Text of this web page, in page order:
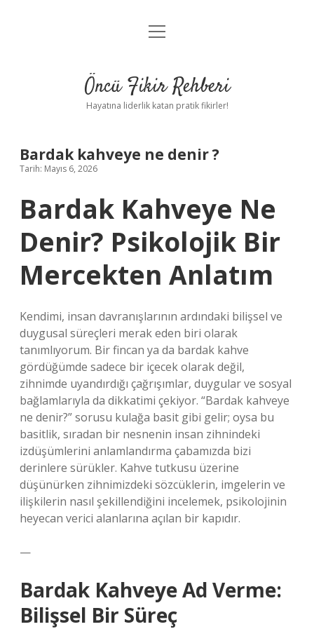
Anasayfa
Yasal Uyarı
menüyü
Öncü Fikir Rehberi
Hayatına liderlik katan pratik fikirler!
Bardak kahveye ne denir ?
Tarih: Mayıs 6, 2026
Bardak Kahveye Ne
Denir? Psikolojik Bir
Mercekten Anlatım
Kendimi, insan davranışlarının ardındaki bilişsel ve
duygusal süreçleri merak eden biri olarak
tanımlıyorum. Bir fincan ya da bardak kahve
gördüğümde sadece bir içecek olarak değil,
zihnimde uyandırdığı çağrışımlar, duygular ve sosyal
bağlamlarıyla da dikkatimi çekiyor. “Bardak kahveye
ne denir?” sorusu kulağa basit gibi gelir; oysa bu
basitlik, sıradan bir nesnenin insan zihnindeki
izdüşümlerini anlamlandırma çabamızda bizi
derinlere sürükler. Kahve tutkusu üzerine
düşünürken zihnimizdeki sözcüklerin, imgelerin ve
ilişkilerin nasıl şekillendiğini incelemek, psikolojinin
heyecan verici alanlarına açılan bir kapıdır.
—
Bardak Kahveye Ad Verme:
Bilişsel Bir Süreç